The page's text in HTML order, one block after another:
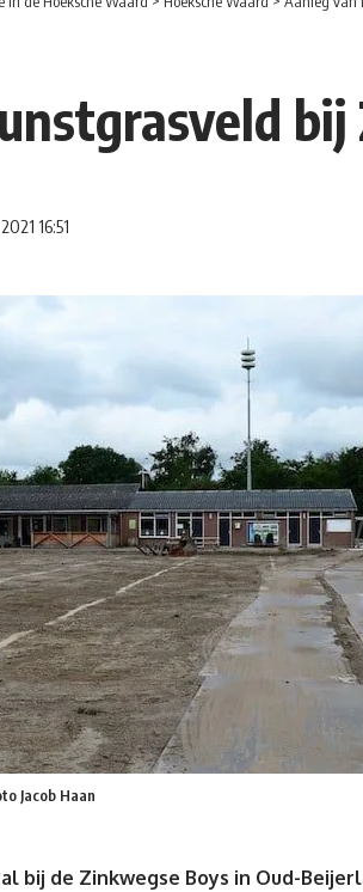
16:51
Jacob Haan
bij de Zinkwegse Boys in Oud-